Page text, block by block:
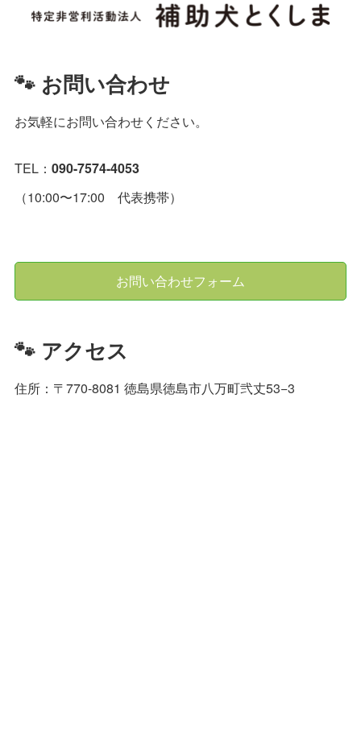
🐾 お問い合わせ
お気軽にお問い合わせください。
TEL：090-7574-4053
（10:00〜17:00 代表携帯）
お問い合わせフォーム
🐾 アクセス
住所：〒770-8081 徳島県徳島市八万町弐丈53−3